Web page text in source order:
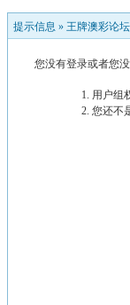
提示信息 » 王牌澳彩论
您没有登录或者您
用户组
您还不